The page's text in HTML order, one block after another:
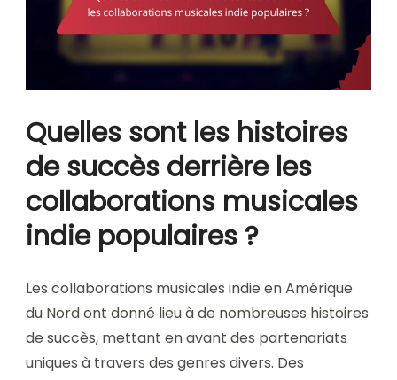
Quelles sont les histoires
de succès derrière les
collaborations musicales
indie populaires ?
Les collaborations musicales indie en Amérique
du Nord ont donné lieu à de nombreuses histoires
de succès, mettant en avant des partenariats
uniques à travers des genres divers. Des